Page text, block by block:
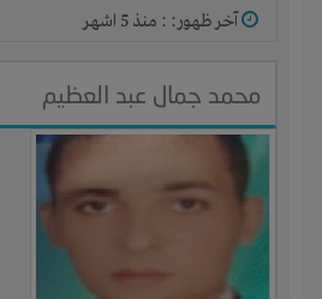
آخر ظهور: : منذ 5 اشهر
محمد جمال عبد العظيم